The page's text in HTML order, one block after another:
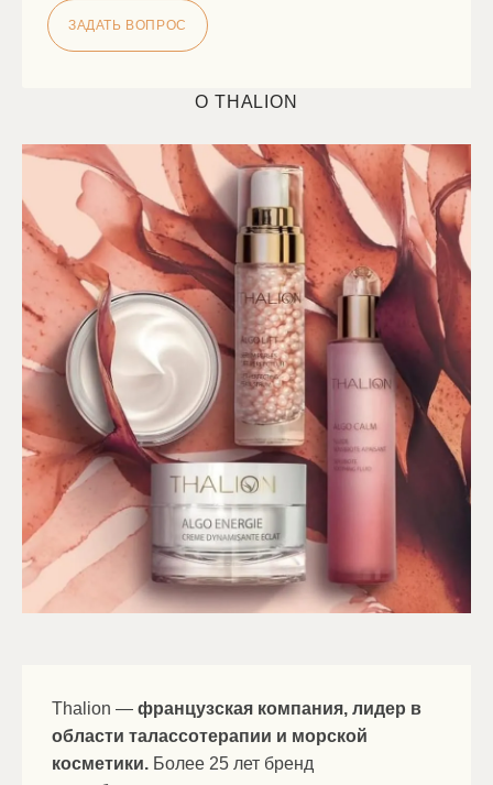
ЗАДАТЬ ВОПРОС
О THALION
Thalion — французская компания, лидер в
области талассотерапии и морской
косметики. Более 25 лет бренд